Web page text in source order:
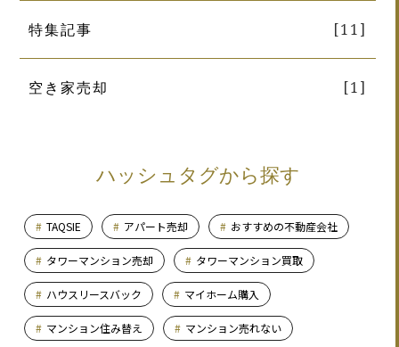
特集記事 [11]
空き家売却 [1]
ハッシュタグから探す
TAQSIE アパート売却 おすすめの不動産会社
タワーマンション売却 タワーマンション買取
ハウスリースバック マイホーム購入
マンション住み替え マンション売れない